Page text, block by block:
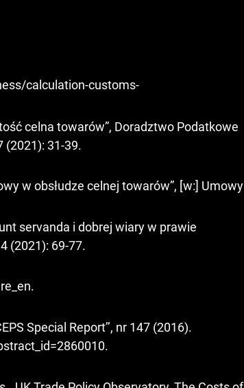
calculation-customs-
celna towarów”, Doradztwo Podatkowe
(2021): 31-39.
w obsłudze celnej towarów”, [w:] Umowy
servanda i dobrej wiary w prawie
(2021): 69-77.
Special Report’’, nr 147 (2016).
.